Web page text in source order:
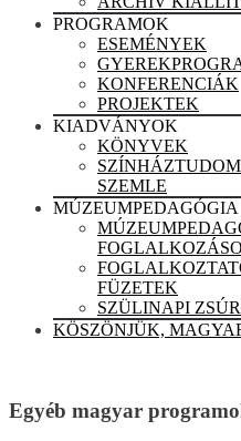
PROGRAMOK
ESEMÉNYEK
KONFERENCIÁK
PROJEKTEK
KIADVÁNYOK
KÖNYVEK
SZEMLE
MÚZEUMPEDAGÓGIA
FÜZETEK
SZÜLINAPI
KÖSZÖNJÜK,
Egyéb magyar